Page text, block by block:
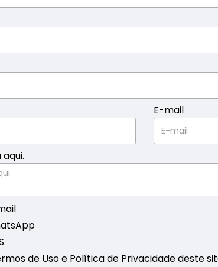
E-mail
de Uso e Política de Privacidade deste